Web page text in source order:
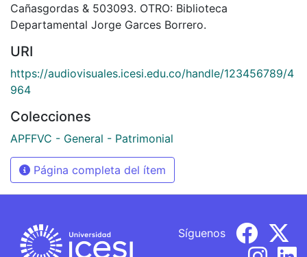
Cañasgordas & 503093. OTRO: Biblioteca
Departamental Jorge Garces Borrero.
URI
https://audiovisuales.icesi.edu.co/handle/123456789/4
964
Colecciones
APFFVC - General - Patrimonial
Página completa del ítem
Síguenos